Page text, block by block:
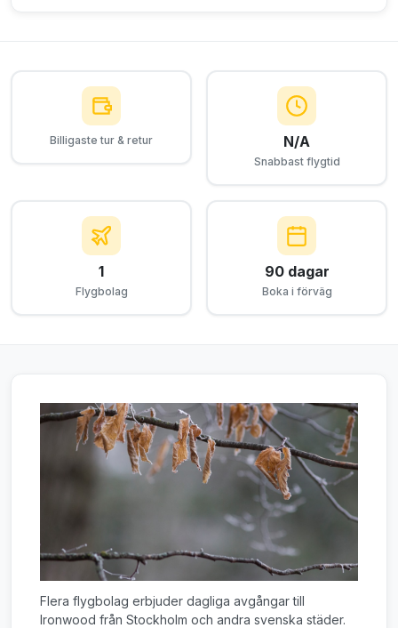
Billigaste tur & retur N/A
Snabbast flygtid
1
Flygbolag
90 dagar
Boka i förväg
Flera flygbolag erbjuder dagliga avgångar till
Ironwood från Stockholm och andra svenska städer.